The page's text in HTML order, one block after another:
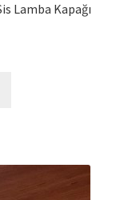
Lamba Kapağı